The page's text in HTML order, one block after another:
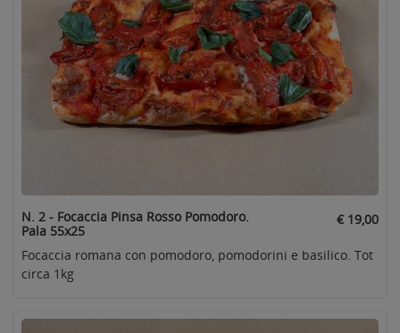
N. 2 - Focaccia Pinsa Rosso Pomodoro.
Pala 55x25
€ 19,00
Focaccia romana con pomodoro, pomodorini e basilico. Tot
circa 1kg